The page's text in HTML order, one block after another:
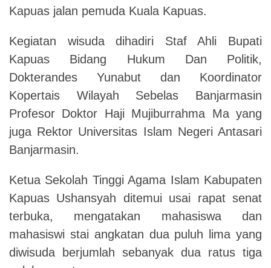
Kapuas jalan pemuda Kuala Kapuas.
Kegiatan wisuda dihadiri Staf Ahli Bupati
Kapuas Bidang Hukum Dan Politik,
Dokterandes Yunabut dan Koordinator
Kopertais Wilayah Sebelas Banjarmasin
Profesor Doktor Haji Mujiburrahma Ma yang
juga Rektor Universitas Islam Negeri Antasari
Banjarmasin.
Ketua Sekolah Tinggi Agama Islam Kabupaten
Kapuas Ushansyah ditemui usai rapat senat
terbuka, mengatakan mahasiswa dan
mahasiswi stai angkatan dua puluh lima yang
diwisuda berjumlah sebanyak dua ratus tiga